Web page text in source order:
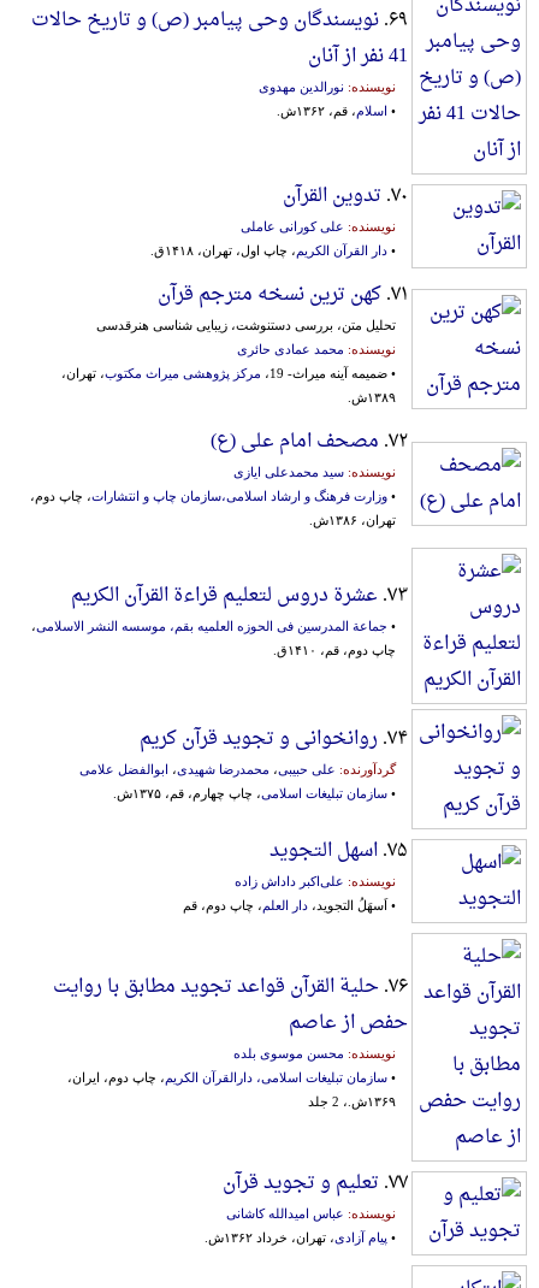
۶۹. نویسندگان وحی پیامبر (ص) و تاریخ حالات
41 نفر از آنان
نویسنده: نورالدین مهدوی
• اسلام، قم، ۱۳۶۲ش.
۷۰. تدوین القرآن
نویسنده: علی کورانی عاملی
• دار القرآن الکریم ، چاپ اول، تهران، ۱۴۱۸ق.
۷۱. کهن ترین نسخه مترجم قرآن
تحلیل متن، بررسی دستنوشت، زیبایی شناسی هنرقدسی
نویسنده: محمد عمادی حائری
• ضمیمه آینه میراث- 19،
مرکز پژوهشی میراث مکتوب، تهران،
۱۳۸۹ش.
۷۲. مصحف امام علی (ع)
نویسنده: سید محمدعلی ایازی
• وزارت فرهنگ و ارشاد اسلامی،سازمان چاپ و انتشارات، چاپ دوم،
تهران، ۱۳۸۶ش.
۷۳. عشرة دروس لتعلیم قراءة القرآن الکریم
• جماعة ‌المدرسین‌ فی‌ ‌الحوزه‌ ‌العلمیه‌ بقم‌، موسسه‌ ‌النشر ‌الاسلامی‌،
چاپ دوم، قم، ۱۴۱۰ق.
۷۴. روانخوانی و تجوید قرآن کریم
گردآورنده: علی حبیبی، محمدرضا شهیدی، ابوالفضل علامی
• سازمان تبلیغات اسلامی، چاپ چهارم، قم، ۱۳۷۵ش.
۷۵. اسهل التجوید
نویسنده: علی‌اکبر داداش زاده
• اَسهَلُ التجوید، دار العلم ، چاپ دوم، قم
۷۶. حلیة القرآن قواعد تجوید مطابق با روایت
حفص از عاصم
نویسنده: محسن موسوی بلده
• سازمان تبلیغات اسلامی، دارالقرآن الکریم ، چاپ دوم، ایران،
۱۳۶۹ش.، 2 جلد
۷۷. تعلیم و تجوید قرآن
نویسنده: عباس امیدالله کاشانی
• پیام آزادی، تهران، خرداد ۱۳۶۲ش.